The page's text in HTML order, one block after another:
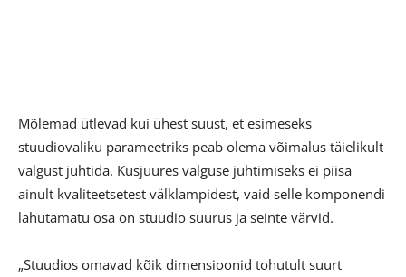
Mõlemad ütlevad kui ühest suust, et esimeseks
stuudiovaliku parameetriks peab olema võimalus täielikult
valgust juhtida. Kusjuures valguse juhtimiseks ei piisa
ainult kvaliteetsetest välklampidest, vaid selle komponendi
lahutamatu osa on stuudio suurus ja seinte värvid.
„Stuudios omavad kõik dimensioonid tohutult suurt